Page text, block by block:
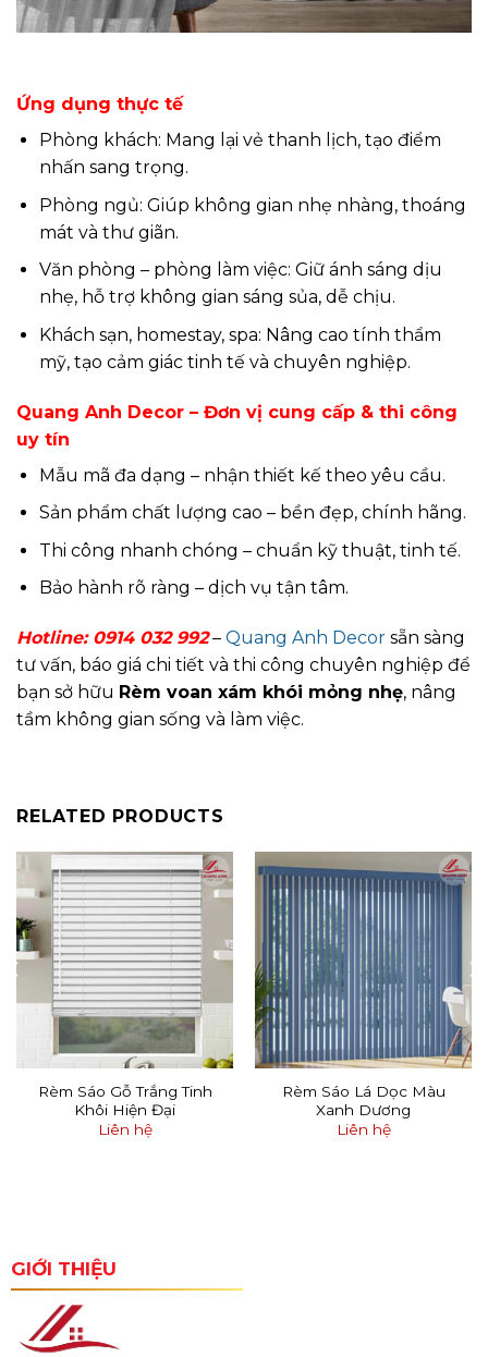
Ứng dụng thực tế
Phòng khách: Mang lại vẻ thanh lịch, tạo điểm
nhấn sang trọng.
Phòng ngủ: Giúp không gian nhẹ nhàng, thoáng
mát và thư giãn.
Văn phòng – phòng làm việc: Giữ ánh sáng dịu
nhẹ, hỗ trợ không gian sáng sủa, dễ chịu.
Khách sạn, homestay, spa: Nâng cao tính thẩm
mỹ, tạo cảm giác tinh tế và chuyên nghiệp.
Quang Anh Decor – Đơn vị cung cấp & thi công
uy tín
Mẫu mã đa dạng – nhận thiết kế theo yêu cầu.
Sản phẩm chất lượng cao – bền đẹp, chính hãng.
Thi công nhanh chóng – chuẩn kỹ thuật, tinh tế.
Bảo hành rõ ràng – dịch vụ tận tâm.
Hotline: 0914 032 992– Quang Anh Decor sẵn sàng
tư vấn, báo giá chi tiết và thi công chuyên nghiệp để
bạn sở hữu Rèm voan xám khói mỏng nhẹ, nâng
tầm không gian sống và làm việc.
RELATED PRODUCTS
Rèm Sáo Gỗ Trắng Tinh
Khôi Hiện Đại
Liên hệ
Rèm Sáo Lá Dọc Màu
Xanh Dương
Liên hệ
GIỚI THIỆU